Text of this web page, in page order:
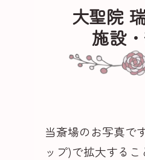
大聖院
施設
当斎場のお写真で
ップ)で拡大するこ